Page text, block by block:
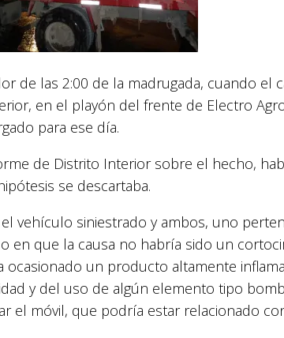
de las 2:00 de la madrugada, cuando el
en el playón del frente de Electro
para ese día.
de Distrito Interior sobre el hecho,
se descartaba.
vehículo siniestrado y ambos, uno
en que la causa no habría sido un
un producto altamente
y del uso de algún elemento tipo
el móvil, que podría estar relacionado